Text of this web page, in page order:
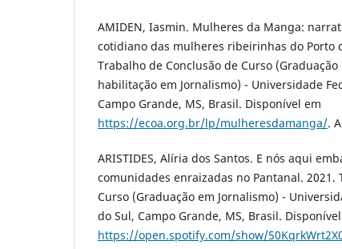
AMIDEN, Iasmin. Mulheres da Manga:
cotidiano das mulheres ribeirinhas do Porto
Trabalho de Conclusão de Curso
habilitação em Jornalismo) - Universidade
Campo Grande, MS, Brasil. Disponível em
https://ecoa.org.br/lp/mulheresdamanga/.
ARISTIDES, Alíria dos Santos. E nós aqui
comunidades enraizadas no Pantanal. 2021.
Curso (Graduação em Jornalismo) -
do Sul, Campo Grande, MS, Brasil.
https://open.spotify.com/show/